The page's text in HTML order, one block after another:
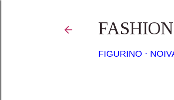
FIGURINO